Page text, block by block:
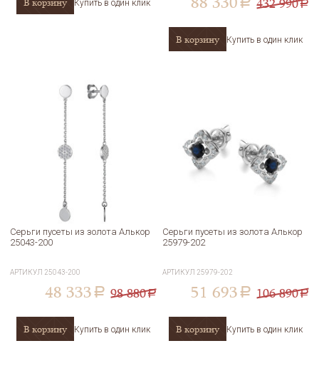
Купить в один клик 432 990a
В корзину Купить в один клик
Серьги пусеты из золота Алькор
25043-200
АРТИКУЛ 25043-200
48 333 a 98 880a
В корзину Купить в один клик
Серьги пусеты из золота Алькор
25979-202
АРТИКУЛ 25979-202
51 693 a 106 890a
В корзину Купить в один клик